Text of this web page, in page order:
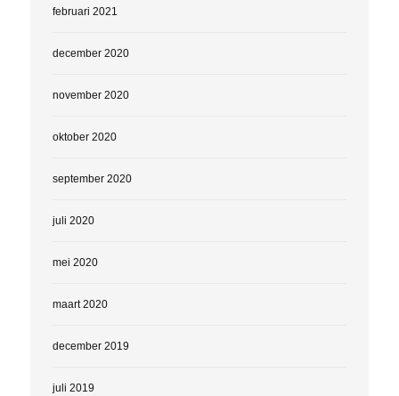
februari 2021
december 2020
november 2020
oktober 2020
september 2020
juli 2020
mei 2020
maart 2020
december 2019
juli 2019